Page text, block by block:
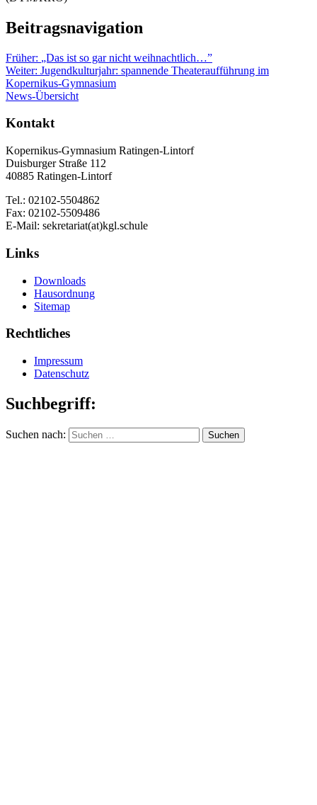
Beitragsnavigation
Früher: „Das ist so gar nicht weihnachtlich…”
Weiter: Jugendkulturjahr: spannende Theateraufführung im
Kopernikus-Gymnasium
News-Übersicht
Kontakt
Kopernikus-Gymnasium Ratingen-Lintorf
Duisburger Straße 112
40885 Ratingen-Lintorf
Tel.: 02102-5504862
Fax: 02102-5509486
E-Mail: sekretariat(at)kgl.schule
Links
Downloads
Hausordnung
Sitemap
Rechtliches
Impressum
Datenschutz
Suchbegriff:
Suchen nach: